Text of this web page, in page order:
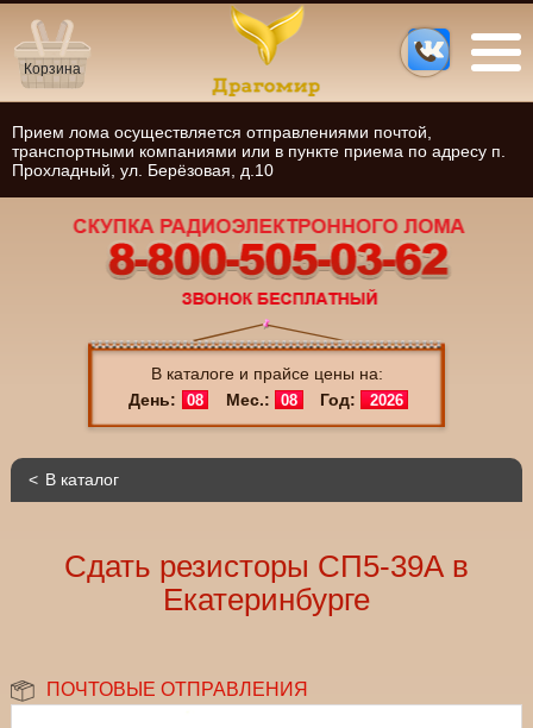
В каталоге и прайсе цены на:
День:
08 Мес.: 08 Год: 2026
Корзина
Прием лома осуществляется отправлениями почтой,
транспортными компаниями или в пункте приема по адресу п.
Прохладный, ул. Берёзовая, д.10
В каталог
Сдать резисторы СП5-39А в
Екатеринбурге
ПОЧТОВЫЕ ОТПРАВЛЕНИЯ